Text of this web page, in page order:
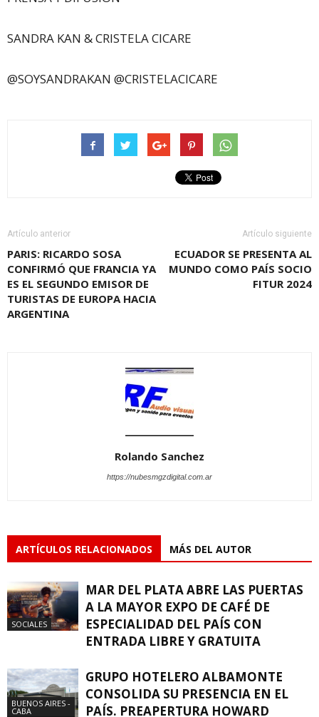
SANDRA KAN & CRISTELA CICARE
@SOYSANDRAKAN @CRISTELACICARE
Artículo anterior
PARIS: RICARDO SOSA
CONFIRMÓ QUE FRANCIA YA
ES EL SEGUNDO EMISOR DE
TURISTAS DE EUROPA HACIA
ARGENTINA
Artículo siguiente
ECUADOR SE PRESENTA AL
MUNDO COMO PAÍS SOCIO
FITUR 2024
Rolando Sanchez
https://nubesmgzdigital.com.ar
ARTÍCULOS RELACIONADOS MÁS DEL AUTOR
SOCIALES
MAR DEL PLATA ABRE LAS PUERTAS
A LA MAYOR EXPO DE CAFÉ DE
ESPECIALIDAD DEL PAÍS CON
ENTRADA LIBRE Y GRATUITA
BUENOS AIRES -
CABA
GRUPO HOTELERO ALBAMONTE
CONSOLIDA SU PRESENCIA EN EL
PAÍS. PREAPERTURA HOWARD